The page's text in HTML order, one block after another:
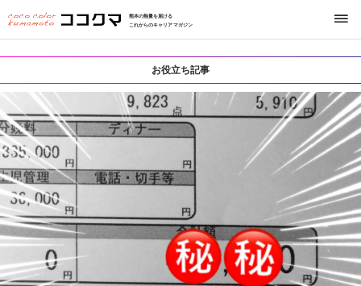
熊本の熱量を届ける
これからのキャリアマガジン
お役立ち記事